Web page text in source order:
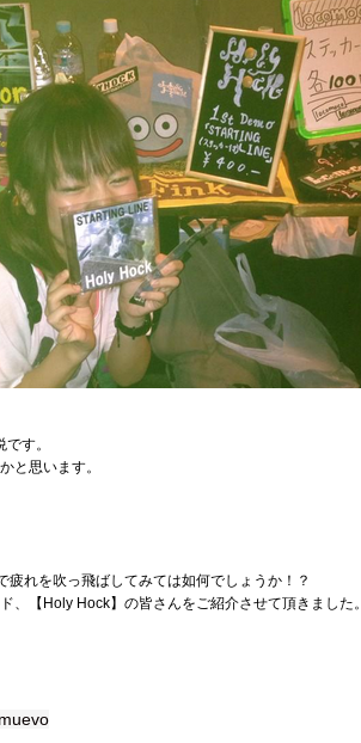
す。
と思います。
れを吹っ飛ばしてみては如何でしょうか！？
【Holy Hock】の皆さんをご紹介させて頂きました。